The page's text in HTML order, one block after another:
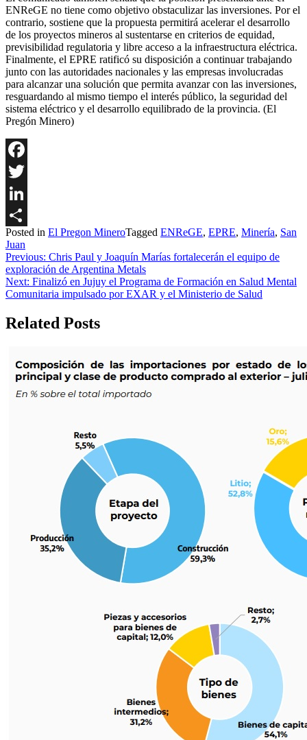
ENReGE no tiene como objetivo obstaculizar las inversiones. Por el
contrario, sostiene que la propuesta permitirá acelerar el desarrollo
de los proyectos mineros al sustentarse en criterios de equidad,
previsibilidad regulatoria y libre acceso a la infraestructura eléctrica.
Finalmente, el EPRE ratificó su disposición a continuar trabajando
junto con las autoridades nacionales y las empresas involucradas
para alcanzar una solución que permita avanzar con las inversiones,
resguardando al mismo tiempo el interés público, la seguridad del
sistema eléctrico y el desarrollo equilibrado de la provincia. (El
Pregón Minero)
Facebook
Twitter
LinkedIn
Share
Posted in El Pregon MineroTagged ENReGE, EPRE, Minería, San
Juan
Navegación
de
entradas
Previous: Chris Paul y Joaquín Marías fortalecerán el equipo de
exploración de Argentina Metals
Next: Finalizó en Jujuy el Programa de Formación en Salud Mental
Comunitaria impulsado por EXAR y el Ministerio de Salud
Related Posts